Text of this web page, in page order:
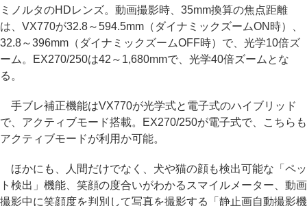
ミノルタのHDレンズ。動画撮影時、35mm換算の焦点距離
は、VX770が32.8～594.5mm（ダイナミックズームON時）、
32.8～396mm（ダイナミックズームOFF時）で、光学10倍ズ
ーム。EX270/250は42～1,680mmで、光学40倍ズームとな
る。
手ブレ補正機能はVX770が光学式と電子式のハイブリッド
で、アクティブモード搭載。EX270/250が電子式で、こちらも
アクティブモードが利用か可能。
ほかにも、人間だけでなく、犬や猫の顔も検出可能な「ペッ
ト検出」機能、笑顔の度合いがわかるスマイルメーター、動画
撮影中に笑顔度を判別して写真を撮影する「静止画自動撮影機